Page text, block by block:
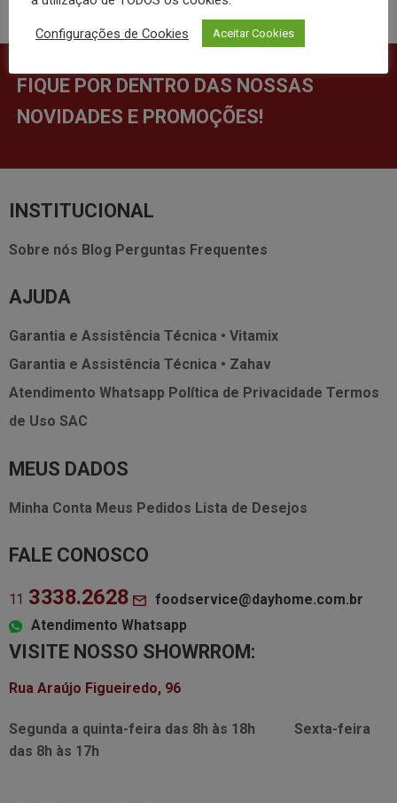
FIQUE POR DENTRO DAS NOSSAS
NOVIDADES E PROMOÇÕES!
INSTITUCIONAL
Sobre nós Blog Perguntas Frequentes
AJUDA
Garantia e Assistência Técnica • Vitamix
Garantia e Assistência Técnica • Zahav
Atendimento Whatsapp Política de Privacidade Termos
de Uso SAC
MEUS DADOS
Minha Conta Meus Pedidos Lista de Desejos
FALE CONOSCO
11 3338.2628
foodservice@dayhome.com.br
Atendimento Whatsapp
VISITE NOSSO SHOWRROM:
Rua Araújo Figueiredo, 96
Segunda a quinta-feira das 8h às 18h
Sexta-feira
das 8h às 17h
Configurações de Cookies Aceitar Cookies